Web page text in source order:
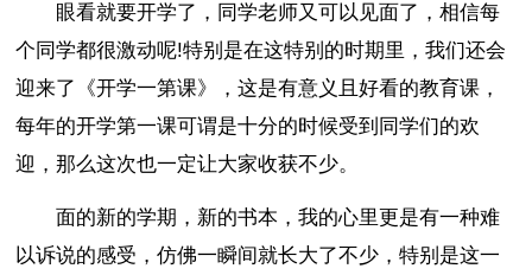
眼看就要开学了，同学老师又可以见面了，相信每
个同学都很激动呢!特别是在这特别的时期里，我们还会
迎来了《开学一第课》，这是有意义且好看的教育课，
每年的开学第一课可谓是十分的时候受到同学们的欢
迎，那么这次也一定让大家收获不少。
面的新的学期，新的书本，我的心里更是有一种难
以诉说的感受，仿佛一瞬间就长大了不少，特别是这一